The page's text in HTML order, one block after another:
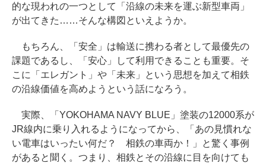
的な現われの一つとして「沿線の未来を運ぶ新型車両」
が出てきた……そんな構図といえようか。
もちろん、「安全」は輸送に携わる者として最優先の
課題であるし、「安心」して利用できることも重要。そ
こに「エレガント」や「未来」という思想を加えて相鉄
の沿線価値を高めようという話になろう。
実際、「YOKOHAMA NAVY BLUE」塗装の12000系が
JR線内に乗り入れるようになってから、「あの見慣れな
い電車はいったい何だ？ 相鉄の車両か！」と驚く事例
があると聞く。つまり、相鉄とその沿線に目を向けても